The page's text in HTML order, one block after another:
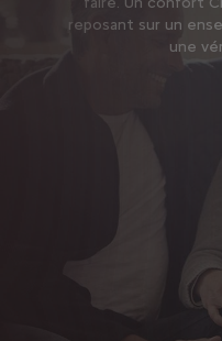
reposant sur un
une